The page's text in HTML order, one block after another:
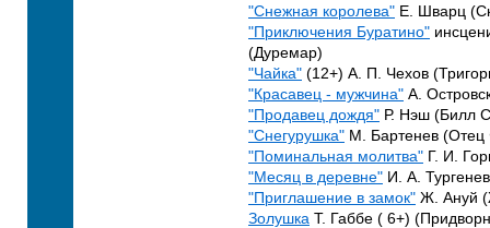
"Снежная королева" Е. Шварц
"Приключения Буратино"
(Дуремар)
"Чайка" (12+) А. П. Чехов
"Красавец - мужчина" А.
"Продавец дождя" Р. Нэш (Билл
"Снегурушка" М. Бартенев
"Поминальная молитва" Г. И.
"Месяц в деревне" И. А.
"Приглашение в замок" Ж. Ануй
Золушка Т. Габбе ( 6+)